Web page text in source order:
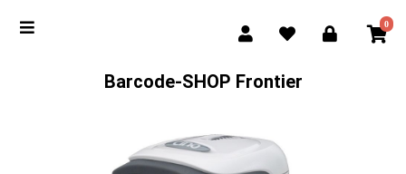
0
Barcode-SHOP Frontier